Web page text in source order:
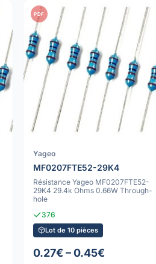
PDF
Yageo
MF0207FTE52-29K4
Résistance Yageo MF0207FTE52-
29K4 29.4k Ohms 0.66W Through-
hole
376
Lot de 10 pièces
0.27€ – 0.45€